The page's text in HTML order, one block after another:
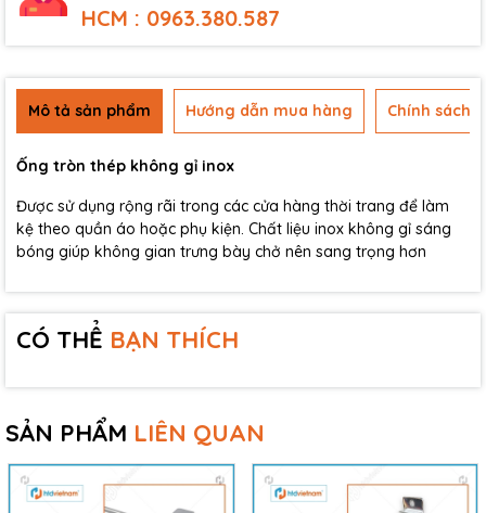
HCM : 0963.380.587
Mô tả sản phẩm Hướng dẫn mua hàng Chính sách
Ống tròn thép không gỉ inox
Được sử dụng rộng rãi trong các cửa hàng thời trang để làm
kệ theo quần áo hoặc phụ kiện. Chất liệu inox không gỉ sáng
bóng giúp không gian trưng bày chở nên sang trọng hơn
CÓ THỂ BẠN THÍCH
SẢN PHẨM LIÊN QUAN